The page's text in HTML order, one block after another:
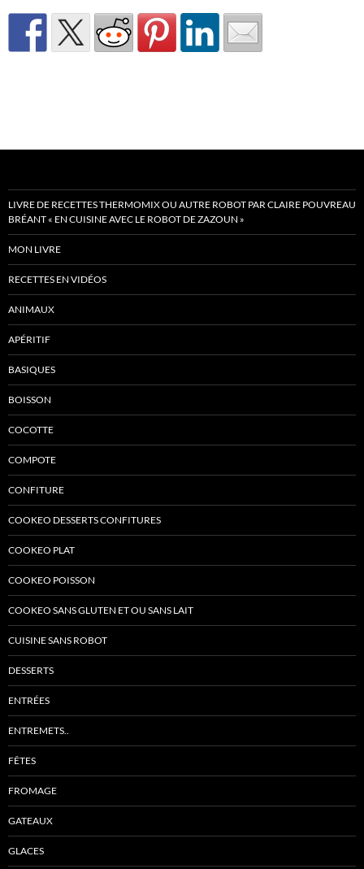
LIVRE DE RECETTES THERMOMIX OU AUTRE ROBOT PAR CLAIRE POUVREAU
BRÉANT « EN CUISINE AVEC LE ROBOT DE ZAZOUN »
MON LIVRE
RECETTES EN VIDÉOS
ANIMAUX
APÉRITIF
BASIQUES
BOISSON
COCOTTE
COMPOTE
CONFITURE
COOKEO DESSERTS CONFITURES
COOKEO PLAT
COOKEO POISSON
COOKEO SANS GLUTEN ET OU SANS LAIT
CUISINE SANS ROBOT
DESSERTS
ENTRÉES
ENTREMETS..
FÊTES
FROMAGE
GATEAUX
GLACES